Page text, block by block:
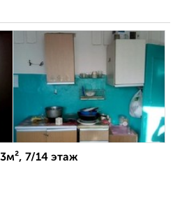
7/14 этаж